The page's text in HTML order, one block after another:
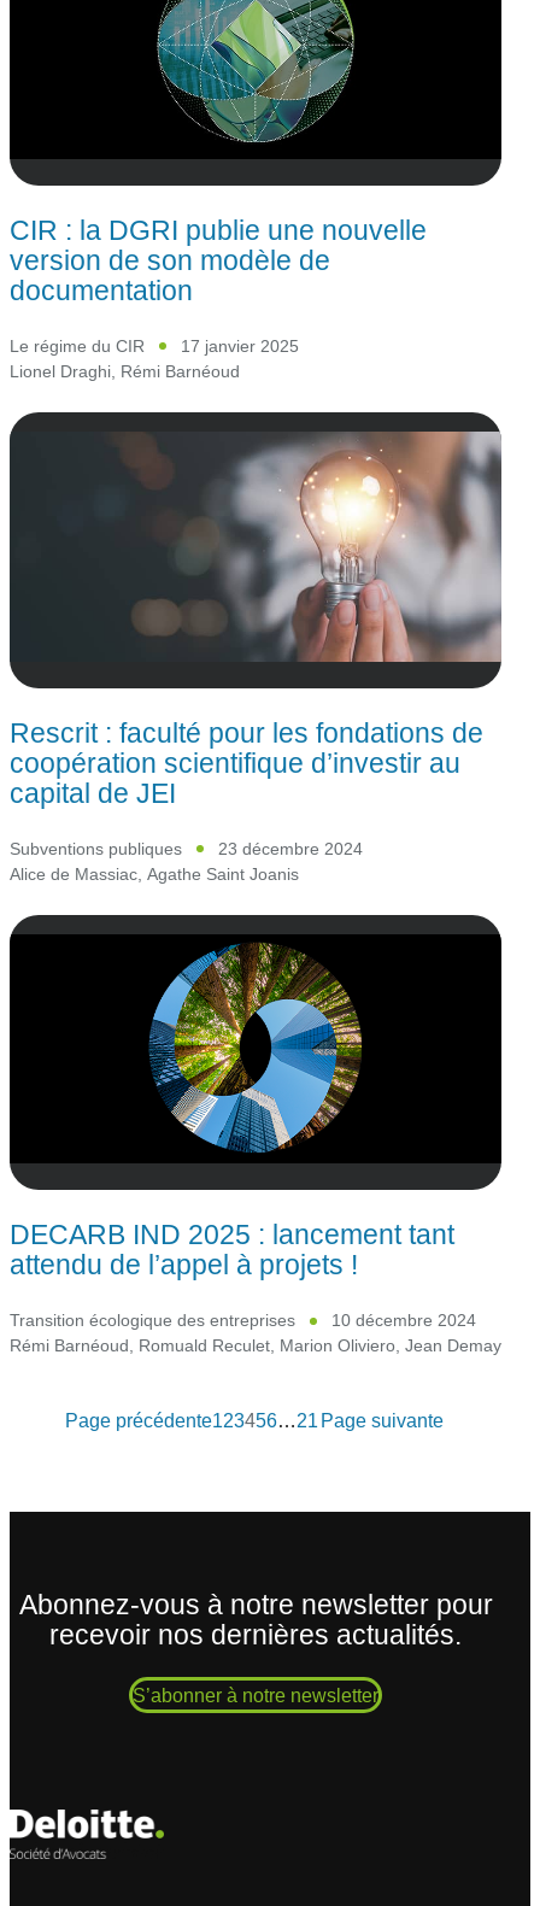
CIR : la DGRI publie une nouvelle
version de son modèle de
documentation
Le régime du CIR
17 janvier 2025
Lionel Draghi, Rémi Barnéoud
Rescrit : faculté pour les fondations de
coopération scientifique d’investir au
capital de JEI
Subventions publiques
23 décembre 2024
Alice de Massiac Agathe Saint Joanis
DECARB IND 2025 : lancement tant
attendu de l’appel à projets !
Transition écologique des entreprises
10 décembre 2024
Rémi Barnéoud, Romuald Reculet, Marion Oliviero, Jean Demay
Page précédente123456…21Page suivante
Abonnez-vous à notre newsletter pour
recevoir nos dernières actualités.
S’abonner à notre newsletter